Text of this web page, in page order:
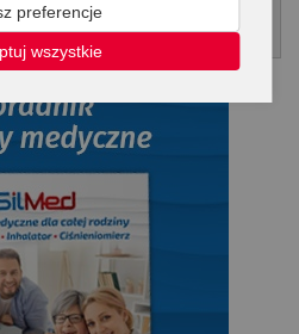
Silmed
POBRAĆ PORADNK
preferencje
wszystkie